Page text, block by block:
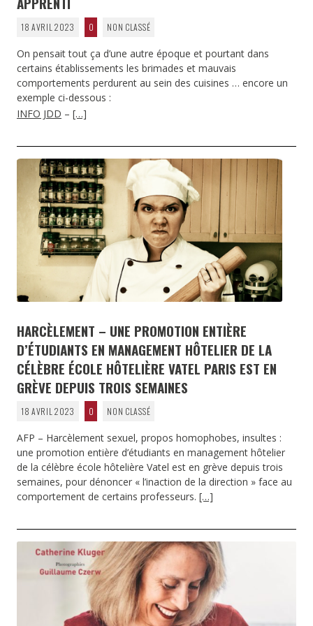
18 AVRIL 2023 0 NON CLASSÉ
On pensait tout ça d’une autre époque et pourtant dans
certains établissements les brimades et mauvais
comportements perdurent au sein des cuisines … encore un
exemple ci-dessous :
INFO JDD – […]
HARCÈLEMENT – UNE PROMOTION ENTIÈRE
D’ÉTUDIANTS EN MANAGEMENT HÔTELIER DE LA
CÉLÈBRE ÉCOLE HÔTELIÈRE VATEL PARIS EST EN
GRÈVE DEPUIS TROIS SEMAINES
18 AVRIL 2023 0 NON CLASSÉ
AFP – Harcèlement sexuel, propos homophobes, insultes :
une promotion entière d’étudiants en management hôtelier
de la célèbre école hôtelière Vatel est en grève depuis trois
semaines, pour dénoncer « l’inaction de la direction » face au
comportement de certains professeurs. […]